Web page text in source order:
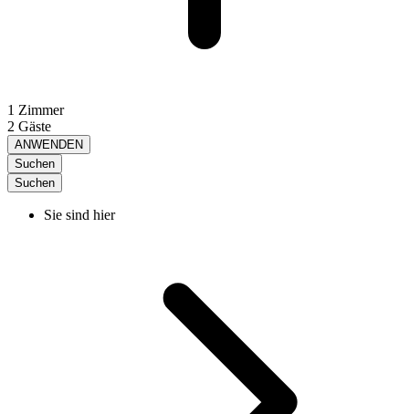
1 Zimmer
2 Gäste
ANWENDEN
Suchen
Suchen
Sie sind hier